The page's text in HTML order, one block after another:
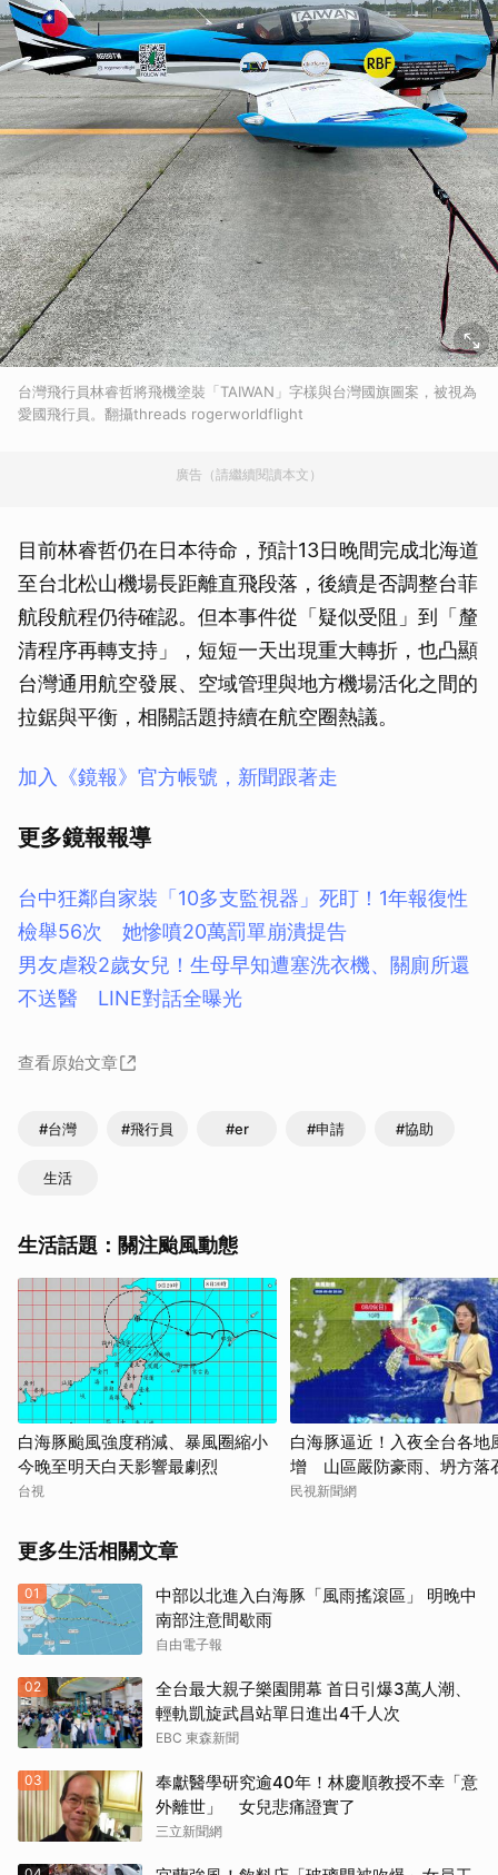
台灣飛行員林睿哲將飛機塗裝「TAIWAN」字樣與台灣國旗圖案，被視為
愛國飛行員。翻攝threads rogerworldflight
廣告（請繼續閱讀本文）
目前林睿哲仍在日本待命，預計13日晚間完成北海道
至台北松山機場長距離直飛段落，後續是否調整台菲
航段航程仍待確認。但本事件從「疑似受阻」到「釐
清程序再轉支持」，短短一天出現重大轉折，也凸顯
台灣通用航空發展、空域管理與地方機場活化之間的
拉鋸與平衡，相關話題持續在航空圈熱議。
加入《鏡報》官方帳號，新聞跟著走
更多鏡報報導
台中狂鄰自家裝「10多支監視器」死盯！1年報復性
檢舉56次 她慘噴20萬罰單崩潰提告
男友虐殺2歲女兒！生母早知遭塞洗衣機、關廁所還
不送醫 LINE對話全曝光
查看原始文章
#台灣 #飛行員 #er #申請 #協助
生活
生活話題：關注颱風動態
白海豚颱風強度稍減、暴風圈縮小
今晚至明天白天影響最劇烈
台視
白海豚逼近！入夜全台各地
增 山區嚴防豪雨、坍方落
民視新聞網
更多生活相關文章
01
中部以北進入白海豚「風雨搖滾區」 明晚中
南部注意間歇雨
自由電子報
02
全台最大親子樂園開幕 首日引爆3萬人潮、
輕軌凱旋武昌站單日進出4千人次
EBC 東森新聞
03
奉獻醫學研究逾40年！林慶順教授不幸「意
外離世」 女兒悲痛證實了
三立新聞網